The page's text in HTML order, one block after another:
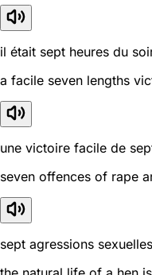
il était sept heures du
a facile seven lengths
une victoire facile de
seven offences of rape
sept agressions